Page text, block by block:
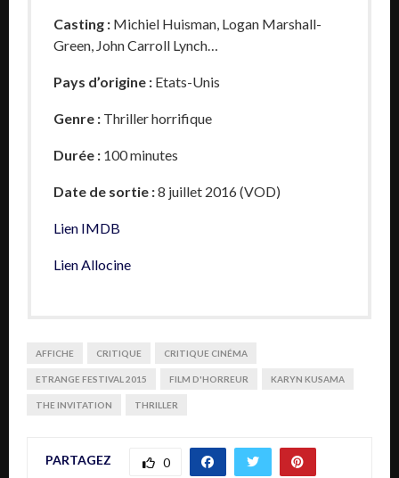
Casting : Michiel Huisman, Logan Marshall-
Green, John Carroll Lynch…
Pays d’origine : Etats-Unis
Genre : Thriller horrifique
Durée : 100 minutes
Date de sortie :8 juillet 2016 (VOD)
Lien IMDB
Lien Allocine
AFFICHE CRITIQUE CRITIQUE CINÉMA
ETRANGE FESTIVAL 2015 FILM D'HORREUR KARYN KUSAMA
THE INVITATION THRILLER
PARTAGEZ 0